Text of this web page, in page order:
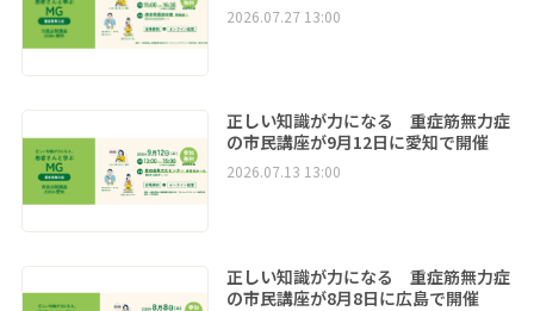
2026.07.27 13:00
正しい知識が力になる 重症筋無力症
の市民講座が9月12日に愛知で開催
2026.07.13 13:00
正しい知識が力になる 重症筋無力症
の市民講座が8月8日に広島で開催